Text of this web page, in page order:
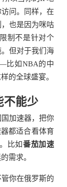
问。同样，在
也是因为咪咕
制不是针对个
但对于我们海
比如NBA的中
的全球盛宴。
不能少
加速器，把你
都适合看体育
比如番茄加速
需求。
你在俄罗斯的